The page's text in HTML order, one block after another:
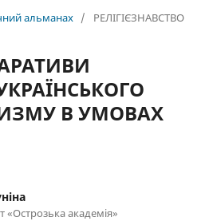
альманах / РЕЛІГІЄЗНАВСТВО
В УМОВАХ
«Острозька академія»